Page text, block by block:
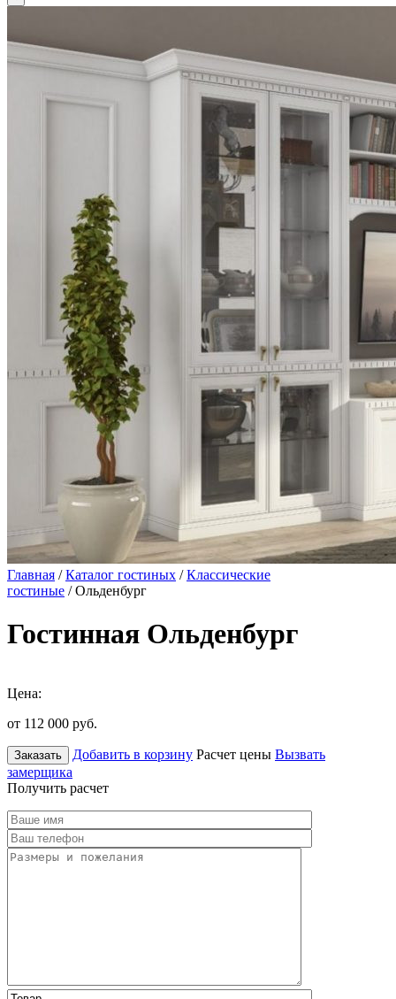
Главная /Каталог гостиных /Классические
гостиные / Ольденбург
Гостинная Ольденбург
Цена:
от 112 000 руб.
Заказать Добавить в корзину Расчет цены Вызвать
замерщика
Получить расчет